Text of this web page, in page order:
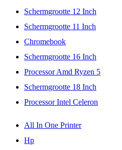
Schermgrootte 12 Inch
Schermgrootte 11 Inch
Chromebook
Schermgrootte 16 Inch
Processor Amd Ryzen 5
Schermgrootte 18 Inch
Processor Intel Celeron
All In One Printer
Hp